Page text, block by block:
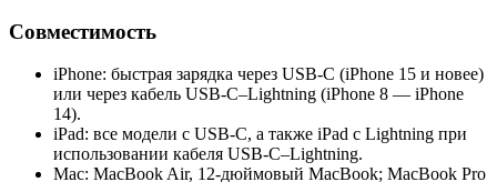
Совместимость
iPhone: быстрая зарядка через USB‑C (iPhone 15 и новее)
или через кабель USB‑C–Lightning (iPhone 8 — iPhone
14).
iPad: все модели с USB‑C, а также iPad с Lightning при
использовании кабеля USB‑C–Lightning.
Mac: MacBook Air, 12‑дюймовый MacBook; MacBook Pro